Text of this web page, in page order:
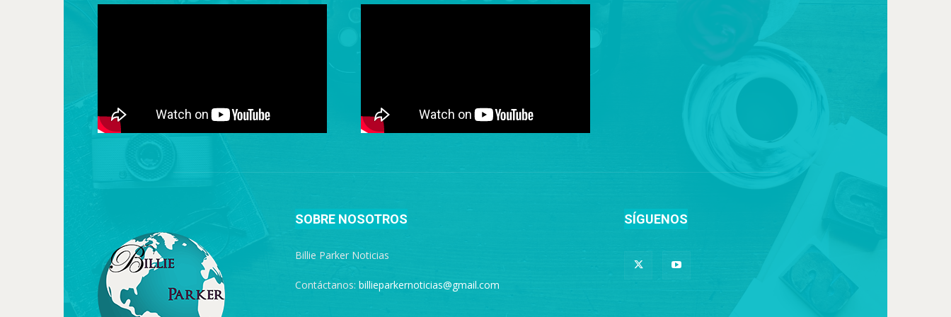
SOBRE NOSOTROS
Billie Parker Noticias
Contáctanos: billieparkernoticias@gmail.com
SÍGUENOS